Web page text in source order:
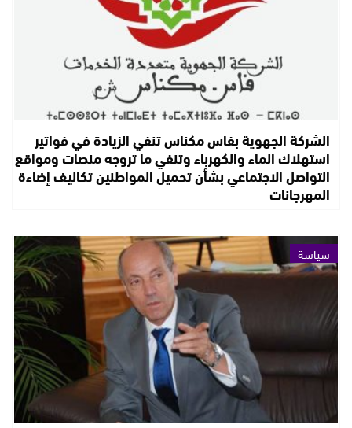
الشركة الجهوية بفاس مكناس تنفي الزيادة في فواتير
استهلاك الماء والكهرباء وتنفي ما تروجه منصات ومواقع
التواصل الاجتماعي بشأن تحميل المواطنين تكاليف إضاءة
المهرجانات
سياسة